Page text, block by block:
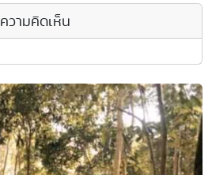
ความคิดเห็น